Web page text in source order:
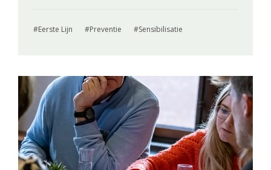
Eerste Lijn Preventie Sensibilisatie
Image